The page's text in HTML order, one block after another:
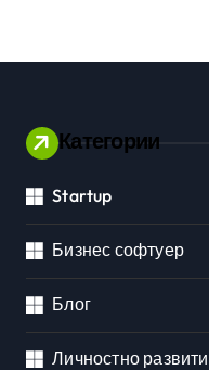
Категории
Startup
Бизнес софтуер
Блог
Личностно